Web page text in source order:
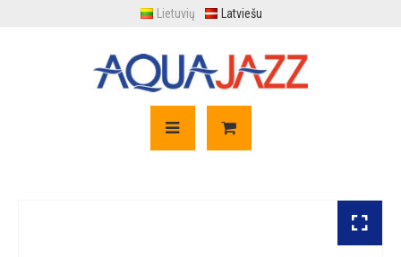
Lietuvių Latviešu